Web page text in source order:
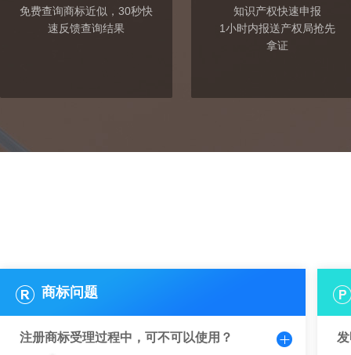
免费查询商标近似，30秒快
速反馈查询结果
知识产权快速申报
1小时内报送产权局抢先
拿证
商标问题
注册商标受理过程中，可不可以使用？